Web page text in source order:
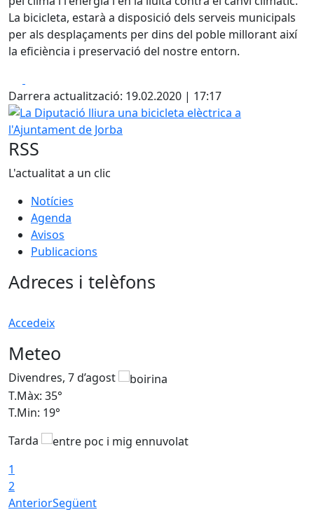
La bicicleta, estarà a disposició dels serveis municipals
per als desplaçaments per dins del poble millorant així
la eficiència i preservació del nostre entorn.
Darrera actualització: 19.02.2020 | 17:17
La Diputació lliura una bicicleta elèctrica a l'Ajuntament
RSS
L'actualitat a un clic
Notícies
Agenda
Avisos
Publicacions
Adreces i telèfons
Accedeix
Meteo
Divendres, 7 d’agost
T.Màx: 35°
T.Min: 19°
Tarda
1
2
AnteriorSegüent